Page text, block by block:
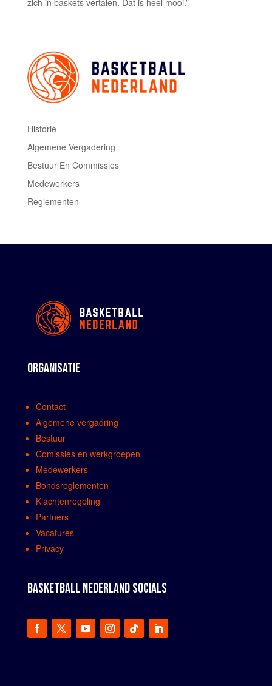
zich in baskets vertalen. Dat is heel mooi.”
Historie
Algemene Vergadering
Bestuur En Commissies
Medewerkers
Reglementen
ORGANISATIE
Contact
Algemene vergadring
Bestuur
Comissies en werkgroepen
Medewerkers
Bondsreglementen
Klachtenregeling
Partners
Vacatures
Privacy
BASKETBALL NEDERLAND SOCIALS